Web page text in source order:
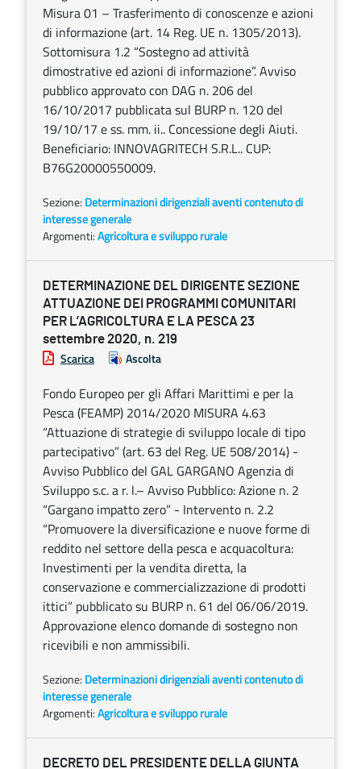
Misura 01 – Trasferimento di conoscenze e azioni
di informazione (art. 14 Reg. UE n. 1305/2013).
Sottomisura 1.2 “Sostegno ad attività
dimostrative ed azioni di informazione”. Avviso
pubblico approvato con DAG n. 206 del
16/10/2017 pubblicata sul BURP n. 120 del
19/10/17 e ss. mm. ii.. Concessione degli Aiuti.
Beneficiario: INNOVAGRITECH S.R.L.. CUP:
B76G20000550009.
Sezione: Determinazioni dirigenziali aventi contenuto di
interesse generale
Argomenti:Agricoltura e sviluppo rurale
DETERMINAZIONE DEL DIRIGENTE SEZIONE
ATTUAZIONE DEI PROGRAMMI COMUNITARI
PER L’AGRICOLTURA E LA PESCA 23
settembre 2020, n. 219
Scarica Ascolta
Fondo Europeo per gli Affari Marittimi e per la
Pesca (FEAMP) 2014/2020 MISURA 4.63
“Attuazione di strategie di sviluppo locale di tipo
partecipativo” (art. 63 del Reg. UE 508/2014) -
Avviso Pubblico del GAL GARGANO Agenzia di
Sviluppo s.c. a r. l.– Avviso Pubblico: Azione n. 2
“Gargano impatto zero” - Intervento n. 2.2
“Promuovere la diversificazione e nuove forme di
reddito nel settore della pesca e acquacoltura:
Investimenti per la vendita diretta, la
conservazione e commercializzazione di prodotti
ittici” pubblicato su BURP n. 61 del 06/06/2019.
Approvazione elenco domande di sostegno non
ricevibili e non ammissibili.
Sezione: Determinazioni dirigenziali aventi contenuto di
interesse generale
Argomenti:Agricoltura e sviluppo rurale
DECRETO DEL PRESIDENTE DELLA GIUNTA